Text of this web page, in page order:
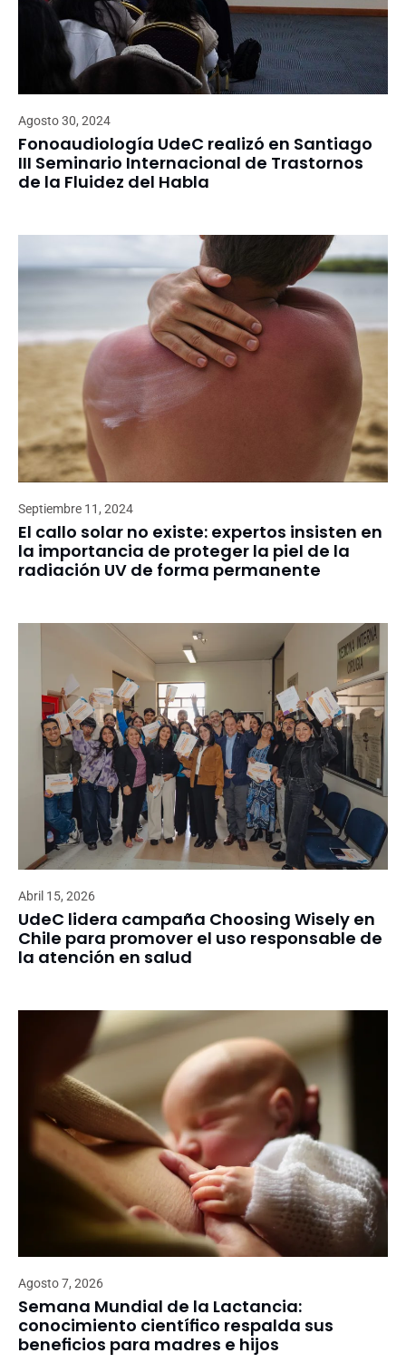
Agosto 30, 2024
Fonoaudiología UdeC realizó en Santiago
III Seminario Internacional de Trastornos
de la Fluidez del Habla
Septiembre 11, 2024
El callo solar no existe: expertos insisten en
la importancia de proteger la piel de la
radiación UV de forma permanente
Abril 15, 2026
UdeC lidera campaña Choosing Wisely en
Chile para promover el uso responsable de
la atención en salud
Agosto 7, 2026
Semana Mundial de la Lactancia:
conocimiento científico respalda sus
beneficios para madres e hijos